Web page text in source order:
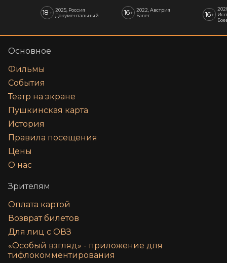
18 + 2025, Россия
Документальный
16+
2022, Австрия
Балет
16+
Основное
Фильмы
События
Театр на экране
Пушкинская карта
История
Правила посещения
Цены
О нас
Зрителям
Оплата картой
Возврат билетов
Для лиц с ОВЗ
«‎Особый взгляд» - приложение для
тифлокомментирования